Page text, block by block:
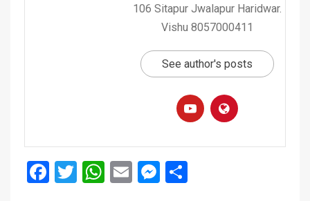
106 Sitapur Jwalapur Haridwar.
Vishu 8057000411
See author's posts
Facebook
Twitter
WhatsApp
EmailMessenger